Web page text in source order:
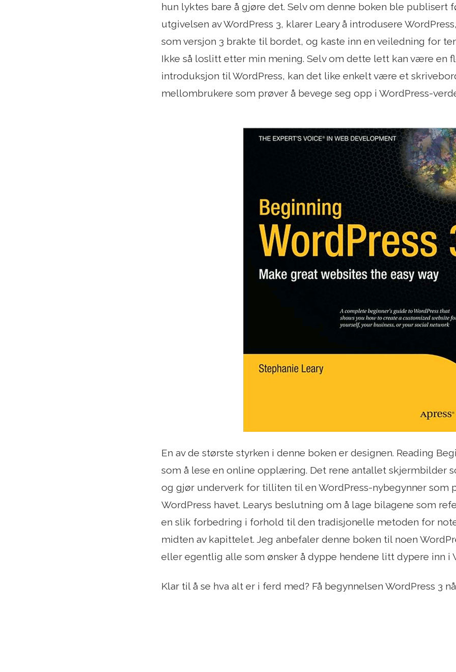
hun lyktes bare å gjøre det. Selv om denne boken ble publisert
utgivelsen av WordPress 3, klarer Leary å introdusere
som versjon 3 brakte til bordet, og kaste inn en veiledning for
Ikke så loslitt etter min mening. Selv om dette lett kan være en
introduksjon til WordPress, kan det like enkelt være et
mellombrukere som prøver å bevege seg opp i WordPress-
En av de største styrken i denne boken er designen. Reading
som å lese en online opplæring. Det rene antallet skjermbilder
og gjør underverk for tilliten til en WordPress-nybegynner som
WordPress havet. Learys beslutning om å lage bilagene som
en slik forbedring i forhold til den tradisjonelle metoden for
midten av kapittelet. Jeg anbefaler denne boken til noen
eller egentlig alle som ønsker å dyppe hendene litt dypere inn i
Klar til å se hva alt er i ferd med? Få begynnelsen WordPress 3